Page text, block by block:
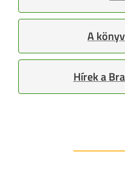
A
Hírek a